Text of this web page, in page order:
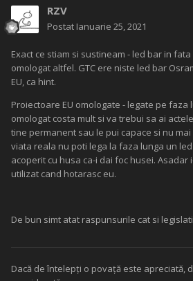
RZV
Postat Ianuarie 25, 2021
Exact ce stiam si sustineam - led bar in
omologat altfel. GTC ere niste led bar
EU, ca hint.
Proiectoare EU omologate - legate pe faza
omologat costa mult si va trebui sa ai
tine permanent sau le pui capace si nu
viata reala nu poti lega la faza lunga un
acoperit cu husa ca-i dai foc husei.
utilizat cand hotarasc eu.
De bun simt atat raspunsurile cat si
Dacă de întelepţi o povaţă este apreciată,